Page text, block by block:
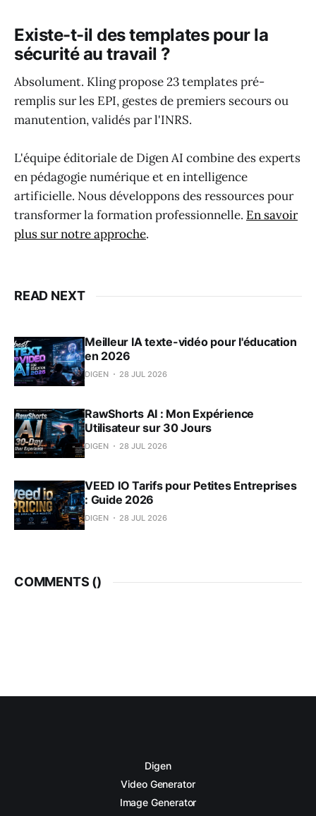
Existe-t-il des templates pour la
sécurité au travail ?
Absolument. Kling propose 23 templates pré-
remplis sur les EPI, gestes de premiers secours ou
manutention, validés par l'INRS.
L'équipe éditoriale de Digen AI combine des experts
en pédagogie numérique et en intelligence
artificielle. Nous développons des ressources pour
transformer la formation professionnelle. En savoir
plus sur notre approche.
READ NEXT
Meilleur IA texte-vidéo pour l'éducation
en 2026
DIGEN 28 JUL 2026
RawShorts AI : Mon Expérience
Utilisateur sur 30 Jours
DIGEN 28 JUL 2026
VEED IO Tarifs pour Petites Entreprises
: Guide 2026
DIGEN 28 JUL 2026
COMMENTS ()
Digen
Video Generator
Image Generator